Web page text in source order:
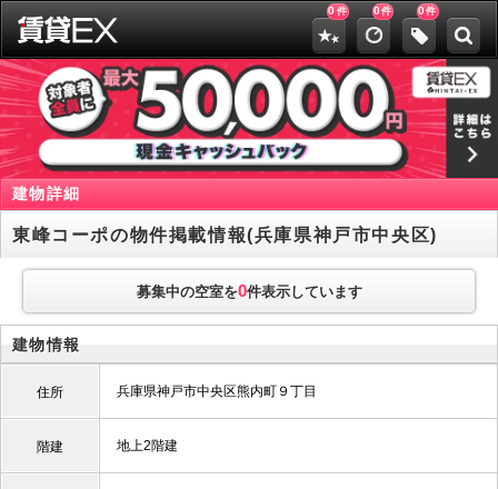
0 件 0件 0件
建物詳細
東峰コーポの物件掲載情報(兵庫県神戸市中央区)
募集中の空室を0件表示しています
建物情報
住所 兵庫県神戸市中央区熊内町９丁目
階建 地上2階建